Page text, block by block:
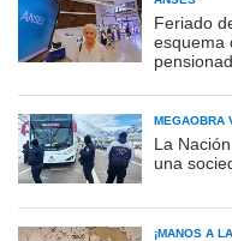
Feriado
esquema
MEGAOBRA
La
una
¡MANOS A